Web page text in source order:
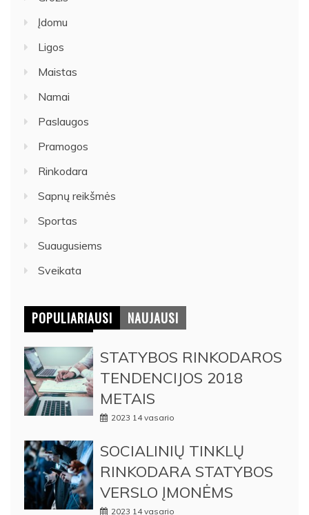
Įdomu
Ligos
Maistas
Namai
Paslaugos
Pramogos
Rinkodara
Sapnų reikšmės
Sportas
Suaugusiems
Sveikata
POPULIARIAUSI NAUJAUSI
STATYBOS RINKODAROS
TENDENCIJOS 2018
METAIS
2023 14 vasario
SOCIALINIŲ TINKLŲ
RINKODARA STATYBOS
VERSLO ĮMONĖMS
2023 14 vasario